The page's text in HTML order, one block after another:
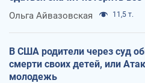
Ольга Айвазовская 11,5 т.
В США родители через суд
смерти своих детей, или
молодежь